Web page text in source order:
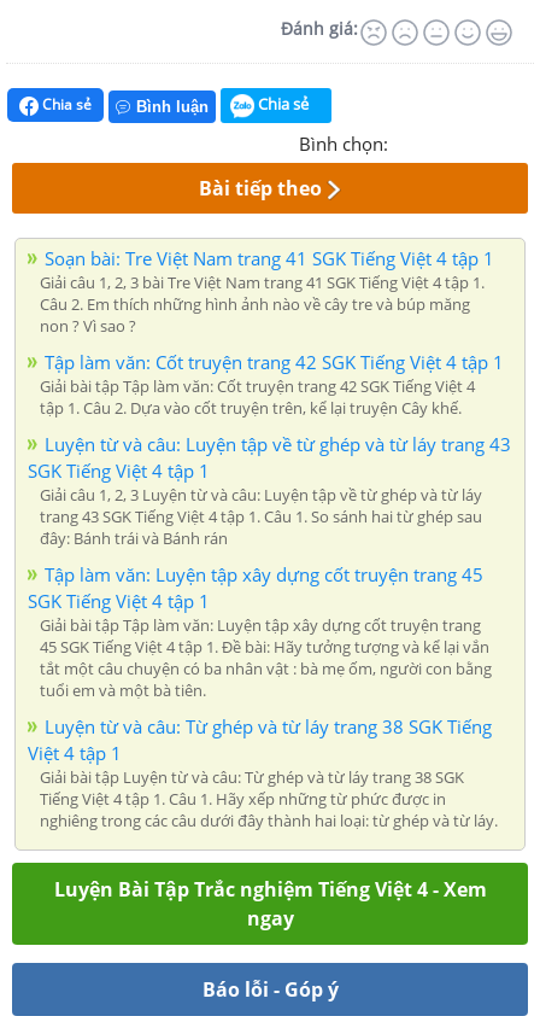
Đánh giá:
Chia sẻ Bình luận Chia sẻ
Bình chọn:
Bài tiếp theo
Soạn bài: Tre Việt Nam trang 41 SGK Tiếng Việt 4 tập 1
Giải câu 1, 2, 3 bài Tre Việt Nam trang 41 SGK Tiếng Việt 4 tập 1.
Câu 2. Em thích những hình ảnh nào về cây tre và búp măng
non ? Vì sao ?
Tập làm văn: Cốt truyện trang 42 SGK Tiếng Việt 4 tập 1
Giải bài tập Tập làm văn: Cốt truyện trang 42 SGK Tiếng Việt 4
tập 1. Câu 2. Dựa vào cốt truyện trên, kể lại truyện Cây khế.
Luyện từ và câu: Luyện tập về từ ghép và từ láy trang 43
SGK Tiếng Việt 4 tập 1
Giải câu 1, 2, 3 Luyện từ và câu: Luyện tập về từ ghép và từ láy
trang 43 SGK Tiếng Việt 4 tập 1. Câu 1. So sánh hai từ ghép sau
đây: Bánh trái và Bánh rán
Tập làm văn: Luyện tập xây dựng cốt truyện trang 45
SGK Tiếng Việt 4 tập 1
Giải bài tập Tập làm văn: Luyện tập xây dựng cốt truyện trang
45 SGK Tiếng Việt 4 tập 1. Đề bài: Hãy tưởng tượng và kể lại vắn
tắt một câu chuyện có ba nhân vật : bà mẹ ốm, người con bằng
tuổi em và một bà tiên.
Luyện từ và câu: Từ ghép và từ láy trang 38 SGK Tiếng
Việt 4 tập 1
Giải bài tập Luyện từ và câu: Từ ghép và từ láy trang 38 SGK
Tiếng Việt 4 tập 1. Câu 1. Hãy xếp những từ phức được in
nghiêng trong các câu dưới đây thành hai loại: từ ghép và từ láy.
Luyện Bài Tập Trắc nghiệm Tiếng Việt 4 - Xem
ngay
Báo lỗi - Góp ý